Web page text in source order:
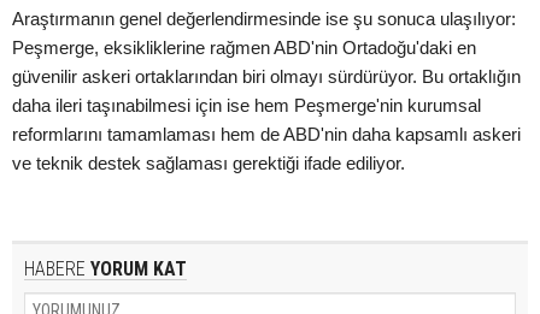
Araştırmanın genel değerlendirmesinde ise şu sonuca ulaşılıyor:
Peşmerge, eksikliklerine rağmen ABD'nin Ortadoğu'daki en
güvenilir askeri ortaklarından biri olmayı sürdürüyor. Bu ortaklığın
daha ileri taşınabilmesi için ise hem Peşmerge'nin kurumsal
reformlarını tamamlaması hem de ABD'nin daha kapsamlı askeri
ve teknik destek sağlaması gerektiği ifade ediliyor.
HABERE YORUM KAT